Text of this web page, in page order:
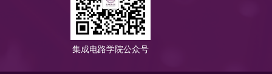
集成电路学院公众号